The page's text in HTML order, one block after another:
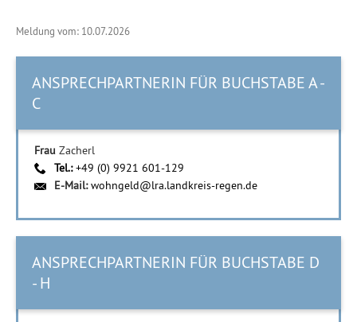
Meldung vom: 10.07.2026
ANSPRECHPARTNERIN FÜR BUCHSTABE A -
C
Frau Zacherl
Tel.:+49 (0) 9921 601-129
E-Mail:wohngeld@lra.landkreis-regen.de
ANSPRECHPARTNERIN FÜR BUCHSTABE D
- H